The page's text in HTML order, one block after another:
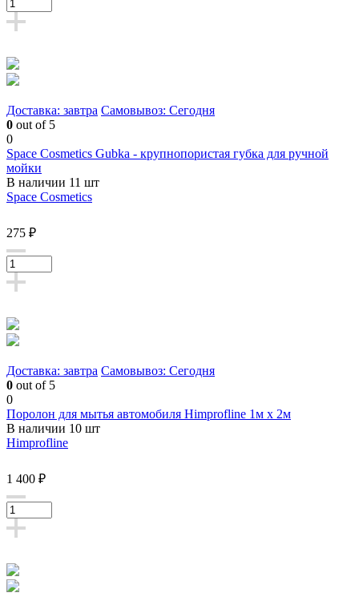
Доставка: завтра Самовывоз: Сегодня
0 out of 5
0
Space Cosmetics Gubka - крупнопористая губка для ручной
мойки
В наличии 11 шт
Space Cosmetics
275 ₽
Доставка: завтра Самовывоз: Сегодня
0 out of 5
0
Поролон для мытья автомобиля Himprofline 1м х 2м
В наличии 10 шт
Himprofline
1 400 ₽